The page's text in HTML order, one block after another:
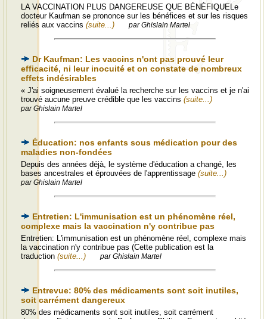
LA VACCINATION PLUS DANGEREUSE QUE BÉNÉFIQUELe
docteur Kaufman se prononce sur les bénéfices et sur les risques
reliés aux vaccins (suite...) par Ghislain Martel
Dr Kaufman: Les vaccins n'ont pas prouvé leur
efficacité, ni leur inocuité et on constate de nombreux
effets indésirables
« J'ai soigneusement évalué la recherche sur les vaccins et je n'ai
trouvé aucune preuve crédible que les vaccins (suite...)
par Ghislain Martel
Éducation: nos enfants sous médication pour des
maladies non-fondées
Depuis des années déjà, le système d'éducation a changé, les
bases ancestrales et éprouvées de l'apprentissage (suite...)
par Ghislain Martel
Entretien: L'immunisation est un phénomène réel,
complexe mais la vaccination n'y contribue pas
Entretien: L'immunisation est un phénomène réel, complexe mais
la vaccination n'y contribue pas (Cette publication est la
traduction (suite...) par Ghislain Martel
Entrevue: 80% des médicaments sont soit inutiles,
soit carrément dangereux
80% des médicaments sont soit inutiles, soit carrément